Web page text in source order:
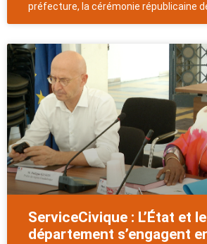
préfecture, la cérémonie républicaine
ServiceCivique : L’État et le
département s’engagent